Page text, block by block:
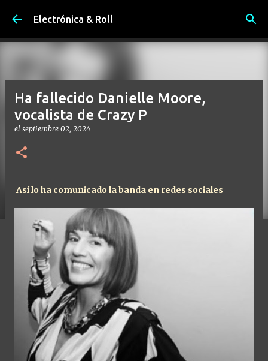
Ir al contenido principal
Electrónica & Roll
Ha fallecido Danielle Moore,
vocalista de Crazy P
el septiembre 02, 2024
Así lo ha comunicado la banda en redes sociales